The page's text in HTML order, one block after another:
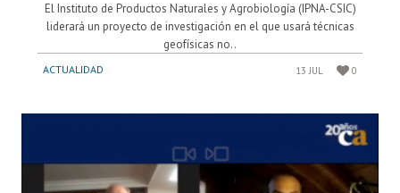
El Instituto de Productos Naturales y Agrobiología (IPNA-CSIC)
liderará un proyecto de investigación en el que usará técnicas
geofísicas no..
ACTUALIDAD 13 JUL 0